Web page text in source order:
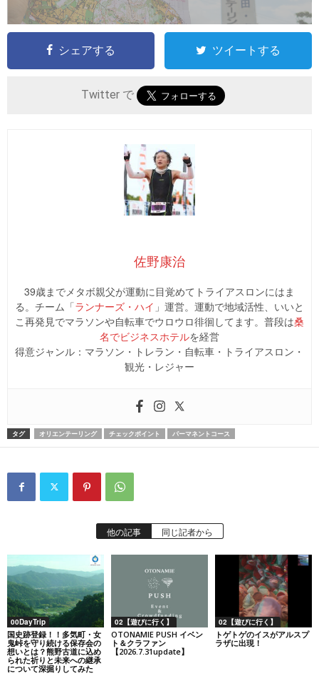
シェアする ツイートする
Twitter で
佐野康治
39歳までメタボ親父が運動に目覚めてトライアスロンにはま
る。チーム「ランナーズ・ハイ 」運営。運動で地域活性、いいと
こ再発見でマラソンや自転車でウロウロ徘徊してます。普段は桑
名でビジネスホテルを経営
得意ジャンル：マラソン・トレラン・自転車・トライアスロン・
観光・レジャー
タグ オリエンテーリング チェックポイント パーマネントコース
他の記事 同じ記者から
00DayTrip
国史跡登録！！多気町・女
鬼峠を守り続ける保存会の
想いとは？熊野古道に込め
られた祈りと未来への継承
について深掘りしてみた
02【遊びに行く】
OTONAMIE PUSH イベン
ト＆クラファン
【2026.7.31update】
02【遊びに行く】
トゲトゲのイスがアルスプ
ラザに出現！